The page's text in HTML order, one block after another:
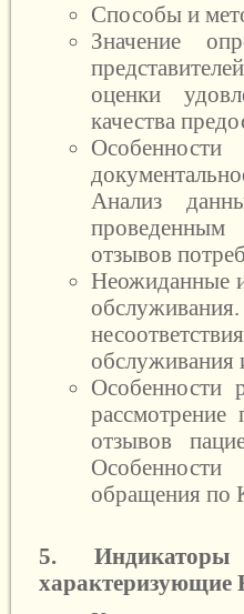
Способы и
Значение
оценки
качества
Анализ
отзывов
Неожиданные
обслуживания
Особенности
отзывов
обращения
5.